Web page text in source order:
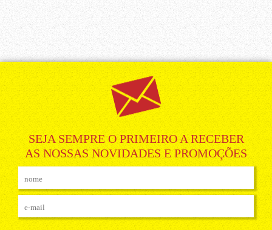
SEJA SEMPRE O PRIMEIRO A RECEBER
AS NOSSAS NOVIDADES E PROMOÇÕES